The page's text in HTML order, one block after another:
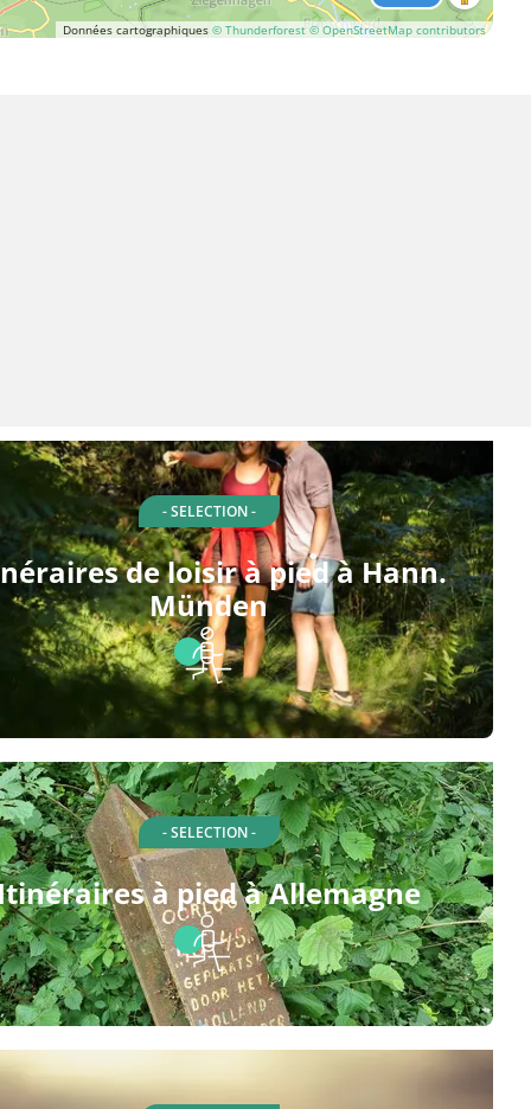
Données cartographiques © Thunderforest © OpenStreetMap contributors
- SELECTION -
de loisir à pied à Hann.
Münden
- SELECTION -
à pied à Allemagne